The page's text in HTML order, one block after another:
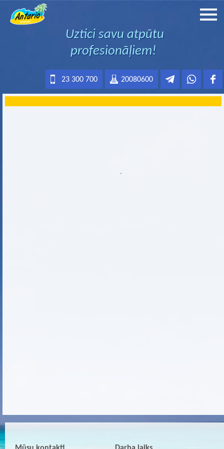
Uztici savu atpūtu
profesionāļiem!
20080600
23 300 700